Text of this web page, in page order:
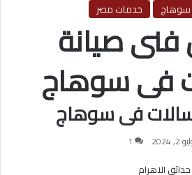
خدمات مصر
صيانة
فى سوهاج
فى سوهاج
1